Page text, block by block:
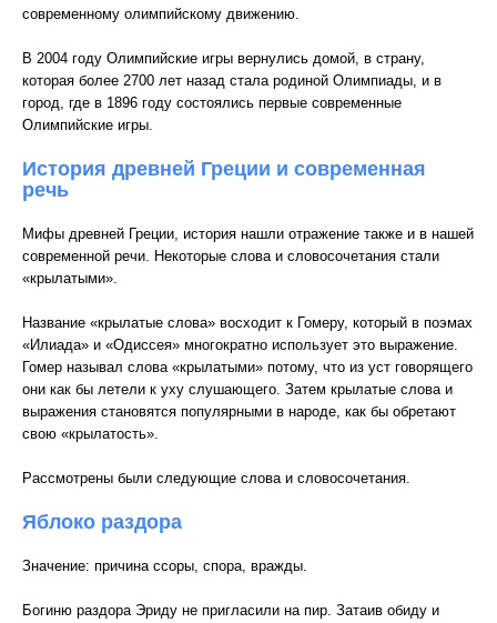
современному олимпийскому движению.
В 2004 году Олимпийские игры вернулись домой, в страну,
которая более 2700 лет назад стала родиной Олимпиады, и в
город, где в 1896 году состоялись первые современные
Олимпийские игры.
История древней Греции и современная
речь
Мифы древней Греции, история нашли отражение также и в нашей
современной речи. Некоторые слова и словосочетания стали
«крылатыми».
Название «крылатые слова» восходит к Гомеру, который в поэмах
«Илиада» и «Одиссея» многократно использует это выражение.
Гомер называл слова «крылатыми» потому, что из уст говорящего
они как бы летели к уху слушающего. Затем крылатые слова и
выражения становятся популярными в народе, как бы обретают
свою «крылатость».
Рассмотрены были следующие слова и словосочетания.
Яблоко раздора
Значение: причина ссоры, спора, вражды.
Богиню раздора Эриду не пригласили на пир. Затаив обиду и